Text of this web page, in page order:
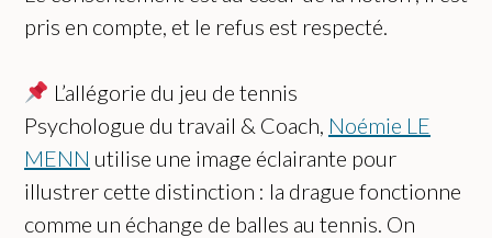
pris en compte, et le refus est respecté.
L’allégorie du jeu de tennis
Psychologue du travail & Coach, Noémie LE
MENN utilise une image éclairante pour
illustrer cette distinction : la drague fonctionne
comme un échange de balles au tennis. On